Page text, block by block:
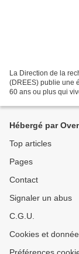
La Direction de la
(DREES) publie une
60 ans ou plus qui
Hébergé par
Top articles
Pages
Contact
Signaler un abus
C.G.U.
Cookies et